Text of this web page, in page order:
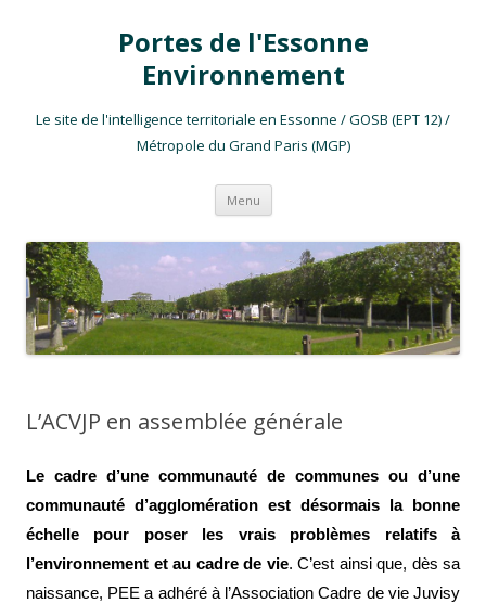
Portes de l'Essonne
Environnement
Le site de l'intelligence territoriale en Essonne / GOSB (EPT 12) /
Métropole du Grand Paris (MGP)
Menu Aller au contenu
L’ACVJP en assemblée générale
Le cadre d’une communauté de communes ou d’une
communauté d’agglomération est désormais la bonne
échelle pour poser les vrais problèmes relatifs à
l’environnement et au cadre de vie. C’est ainsi que, dès sa
naissance, PEE a adhéré à l’Association Cadre de vie Juvisy